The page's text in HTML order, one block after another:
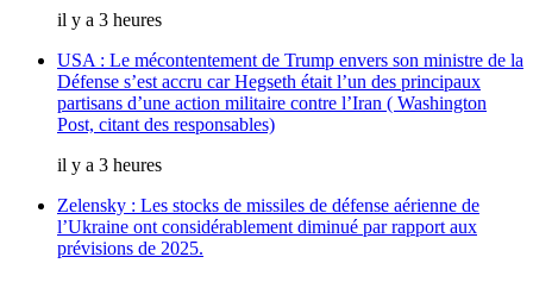
il y a 3 heures
USA : Le mécontentement de Trump envers son ministre de la
Défense s’est accru car Hegseth était l’un des principaux
partisans d’une action militaire contre l’Iran ( Washington
Post, citant des responsables)
il y a 3 heures
Zelensky : Les stocks de missiles de défense aérienne de
l’Ukraine ont considérablement diminué par rapport aux
prévisions de 2025.